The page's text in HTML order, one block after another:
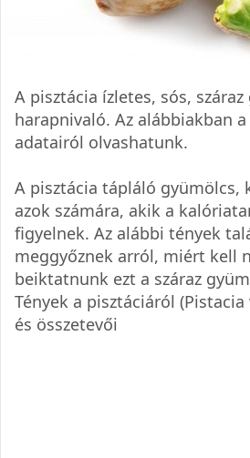
A pisztácia ízletes, sós,
harapnivaló. Az alábbiakban
adatairól olvashatunk.
A pisztácia tápláló gyümölcs,
azok számára, akik a
figyelnek. Az alábbi tények
meggyőznek arról, miért kell
beiktatnunk ezt a száraz
Tények a pisztáciáról (Pistacia
és összetevői